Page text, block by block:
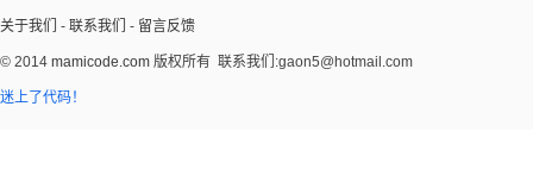
关于我们 - 联系我们 - 留言反馈
© 2014 mamicode.com 版权所有 联系我们:gaon5@hotmail.com
迷上了代码！